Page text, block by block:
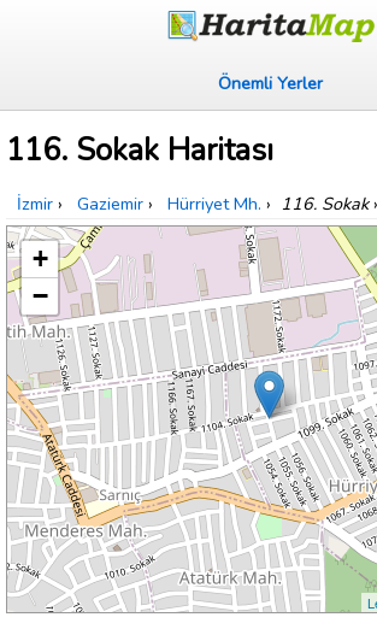
Önemli Yerler
116. Sokak Haritası
İzmir › Gaziemir › Hürriyet Mh. › 116. Sokak
+
−